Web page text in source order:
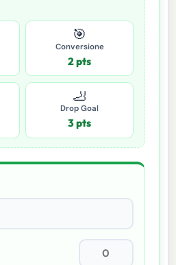
🎯
Conversione
2 pts
🦶
Drop Goal
3 pts